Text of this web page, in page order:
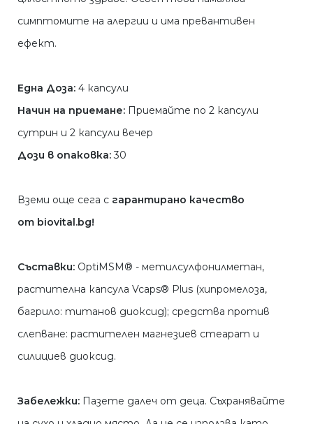
симптомите на алергии и има превантивен
ефект.
Една Доза: 4 капсули
Начин на приемане: Приемайте по 2 капсули
сутрин и 2 капсули вечер
Дози в опаковка:30
Вземи още сега с гарантирано качество
от biovital.bg!
Съставки: OptiMSM® - метилсулфонилметан,
растителна капсула Vcaps® Plus (хипромелоза,
багрило: титанов диоксид); средства против
слепване: растителен магнезиев стеарат и
силициев диоксид.
Забележки: Пазете далеч от деца. Съхранявайте